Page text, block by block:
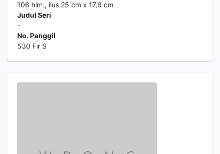
106 hlm., ilus 25 cm x 17,6 cm
Judul Seri
-
No. Panggil
530 Fir S